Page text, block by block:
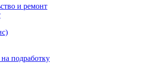
и ремонт
подработку